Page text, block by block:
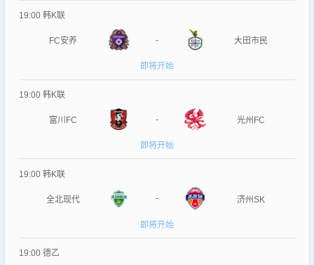
19:00 韩K联
FC安养 - 大田市民
即将开始
19:00 韩K联
富川FC - 光州FC
即将开始
19:00 韩K联
全北现代 - 济州SK
即将开始
19:00 德乙